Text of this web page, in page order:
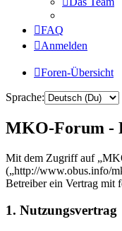
FAQ
Anmelden
Foren-Übersicht
Sprache:
MKO-Forum -
Mit dem Zugriff auf
(„http://www.obus.info/
Betreiber ein Vertrag mit
1. Nutzungsvertrag